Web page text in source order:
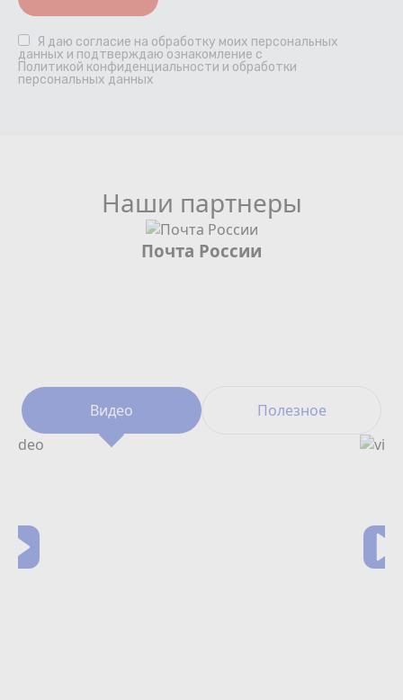
Я даю согласие на обработку моих персональных
данных и подтверждаю ознакомление с
Политикой конфиденциальности и обработки
персональных данных
Наши партнеры
Почта России
Видео Полезное